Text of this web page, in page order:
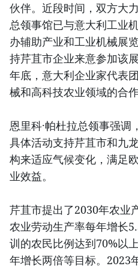
伙伴。近段时间，双方大
总领事馆已与意大利工业
办辅助产业和工业机械展
持芹苴市企业来意参加该
年底，意大利企业家代表
械和高科技农业领域的合作
恩里科·帕杜拉总领事强调
具体活动支持芹苴市和九
构来适应气候变化，满足
业效益。
芹苴市提出了2030年农业
农业劳动生产率每年增长
训的农民比例达到70%以
年增长两倍等目标。2023